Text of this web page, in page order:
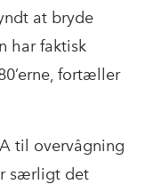
at bryde
har faktisk
fortæller
til overvågning
særligt det